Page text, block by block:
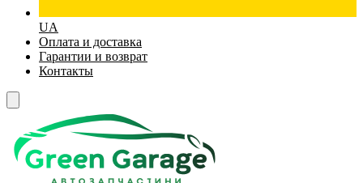
UA
Оплата и доставка
Гарантии и возврат
Контакты